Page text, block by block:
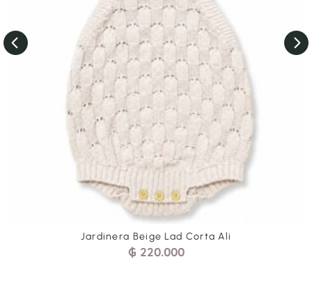
Jardinera Cel Tren Arr Corta